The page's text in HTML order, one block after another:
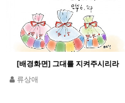
[배경화면] 그대를 지켜주시리라
류상애